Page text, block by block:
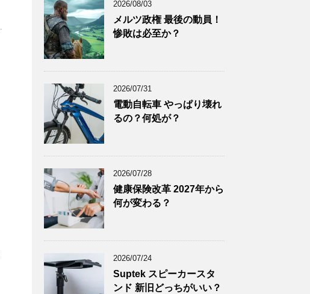
2025年11月(12)
2025年10月 (10)
2025年9月
2025年7月
2025年6月
(9)
2025年5月
(8)
2025年4月
2025年3月(9)
2025年2月
(8)
2025年1月
(8)
2024年12月
2024年9月
(9)
2024年8月
(9)
2026/08/03
メルツ政権 最後の動員！
惨敗は必至か？
2026/07/31
電動自転車 やっぱり壊れ
るの？何処が？
2026/07/28
健康保険改革 2027年から
何が変わる？
2026/07/24
Suptek スピーカースタ
ンド 新旧どっちがいい？